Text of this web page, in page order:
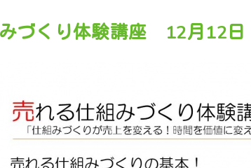
づくり体験講座 12月12日